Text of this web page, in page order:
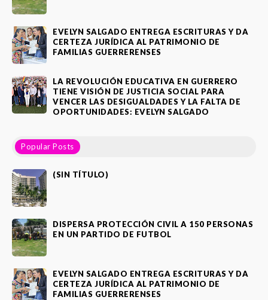
EVELYN SALGADO ENTREGA ESCRITURAS Y DA
CERTEZA JURÍDICA AL PATRIMONIO DE
FAMILIAS GUERRERENSES
LA REVOLUCIÓN EDUCATIVA EN GUERRERO
TIENE VISIÓN DE JUSTICIA SOCIAL PARA
VENCER LAS DESIGUALDADES Y LA FALTA DE
OPORTUNIDADES: EVELYN SALGADO
Popular Posts
(SIN TÍTULO)
DISPERSA PROTECCIÓN CIVIL A 150 PERSONAS
EN UN PARTIDO DE FUTBOL
EVELYN SALGADO ENTREGA ESCRITURAS Y DA
CERTEZA JURÍDICA AL PATRIMONIO DE
FAMILIAS GUERRERENSES